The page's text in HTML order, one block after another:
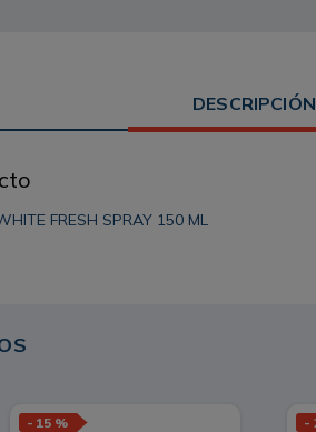
DESCRIPCIÓN
FRESH SPRAY 150 ML
- 15 % -